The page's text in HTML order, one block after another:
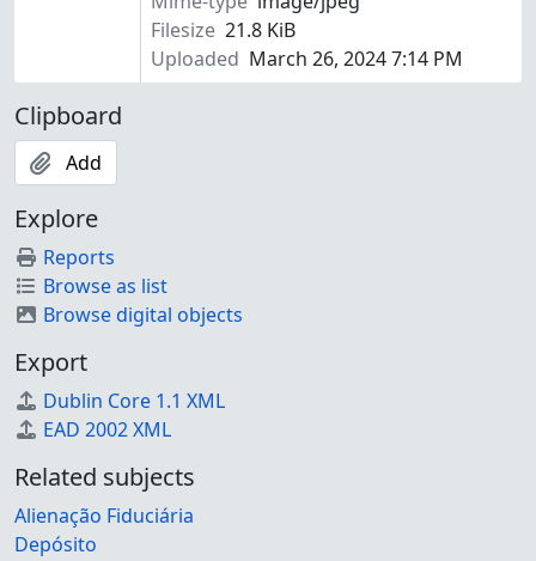
Filesize 21.8 KiB
Uploaded March 26, 2024 7:14 PM
Clipboard
Add
Explore
Reports
Browse as list
Browse digital objects
Export
Dublin Core 1.1 XML
EAD 2002 XML
Related subjects
Alienação Fiduciária
Depósito